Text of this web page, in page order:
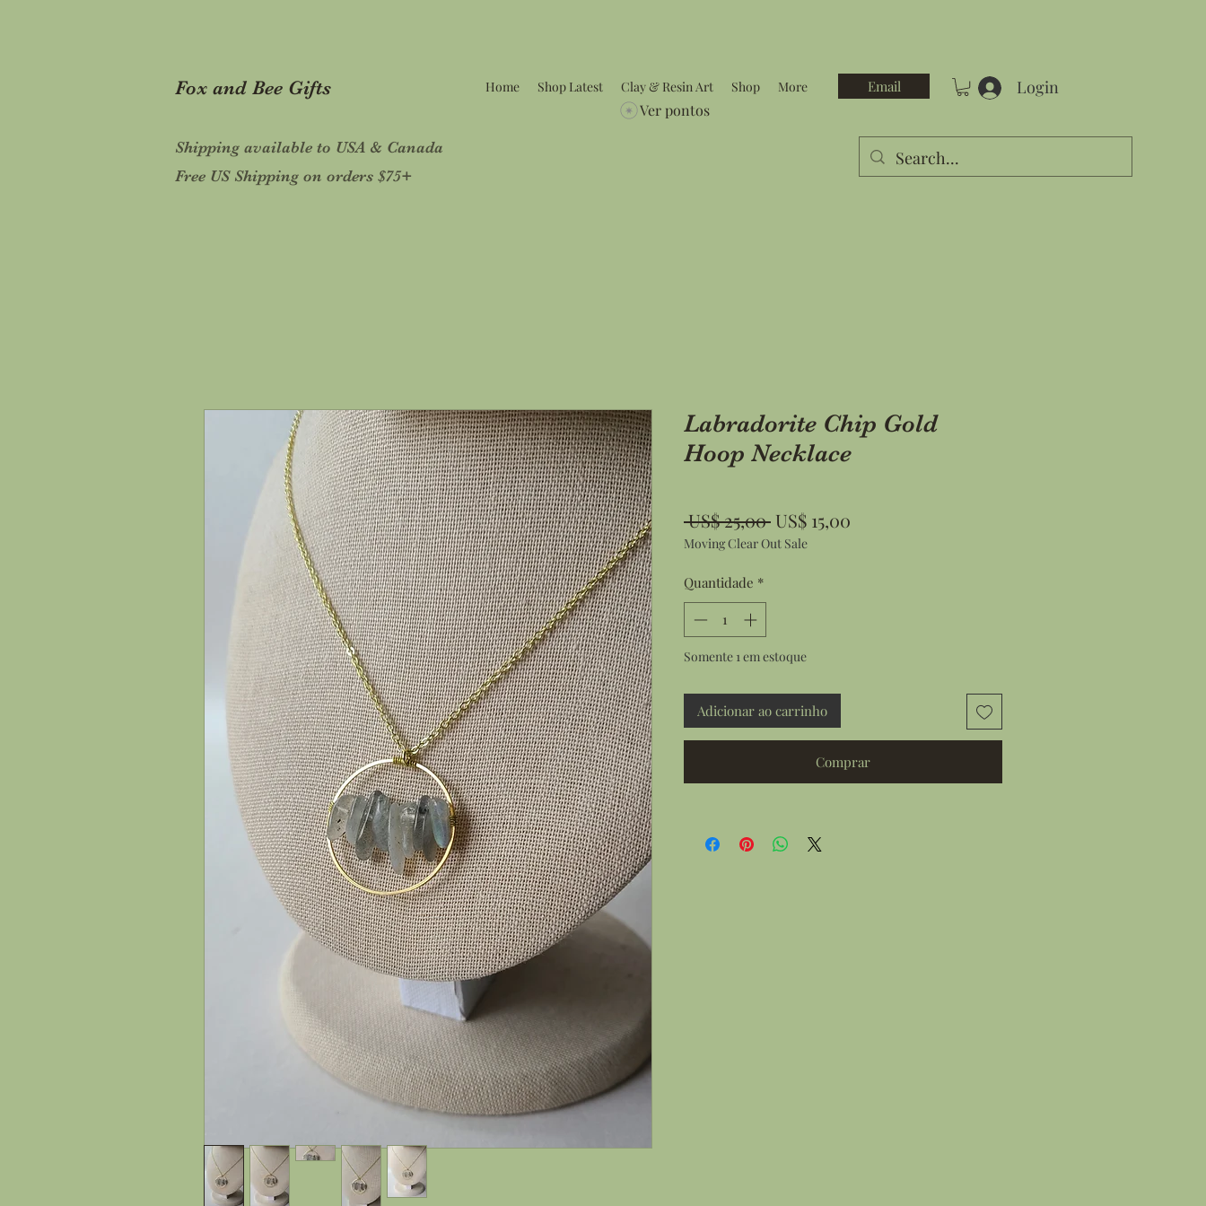
Home Shop Latest Clay & Resin Art Shop More Email Login
Fox and Bee Gifts
Shipping available to USA & Canada
Ver pontos
Free US Shipping on orders $75+
Labradorite Chip Gold
Hoop Necklace
US$ 25,00 Preço
normal
US$ 15,00
Moving Clear Out Sale
Quantidade *
Somente 1 em estoque
Adicionar ao carrinho
Comprar